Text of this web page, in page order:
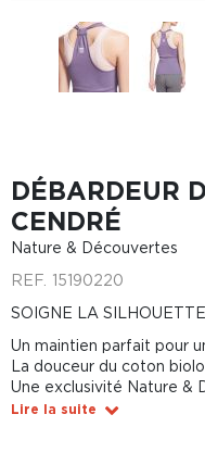
DÉBARDEUR
CENDRÉ
Nature & Découvertes
REF. 15190220
SOIGNE LA
Un maintien parfait pour
La douceur du coton
Une exclusivité Nature &
Lire la suite